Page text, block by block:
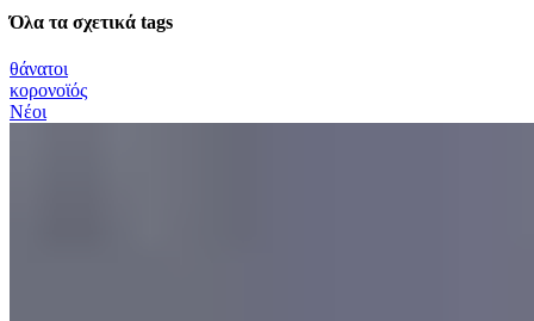
Όλα τα σχετικά tags
θάνατοι
κορονοϊός
Νέοι